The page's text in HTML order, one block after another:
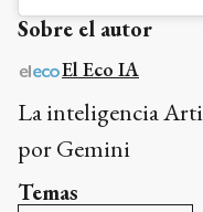
Sobre el autor
El Eco IA
La inteligencia
por Gemini
Temas